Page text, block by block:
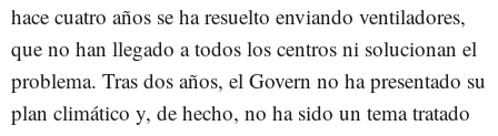
hace cuatro años se ha resuelto enviando ventiladores,
que no han llegado a todos los centros ni solucionan el
problema. Tras dos años, el Govern no ha presentado su
plan climático y, de hecho, no ha sido un tema tratado